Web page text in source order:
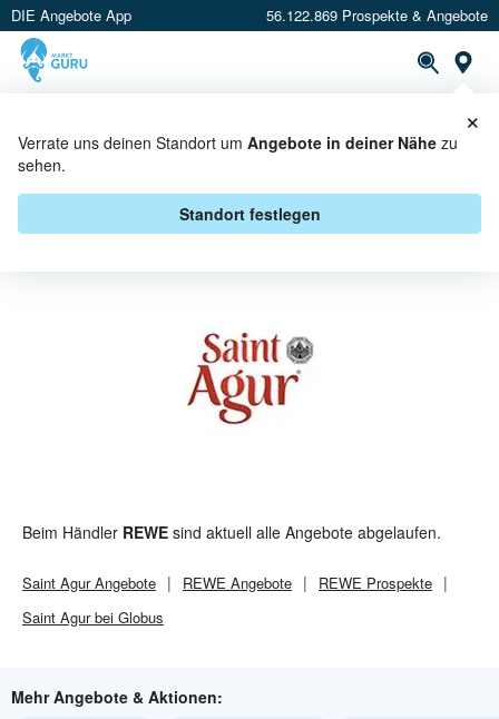
DIE Angebote App 56.122.869 Prospekte & Angebote
Verrate uns deinen Standort um Angebote in deiner Nähe zu
sehen.
Standort festlegen
×
SAINT AGUR BEI REWE -
ANGEBOTE & AKTIONEN
Beim Händler REWE sind aktuell alle Angebote abgelaufen.
Saint AgurAngebote REWE Angebote REWE Prospekte
Saint Agur bei Globus
Mehr Angebote & Aktionen: